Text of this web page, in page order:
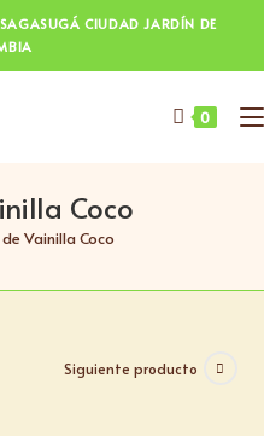
CIUDAD JARDÍN DE
0
Coco
Vainilla Coco
Siguiente producto